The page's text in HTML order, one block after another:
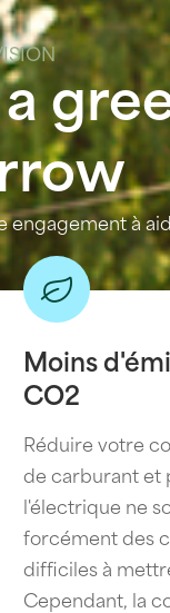
à
Moins
CO2
Réduire votre
de carburant et
l'électrique ne
forcément des
difficiles à
Cependant, la